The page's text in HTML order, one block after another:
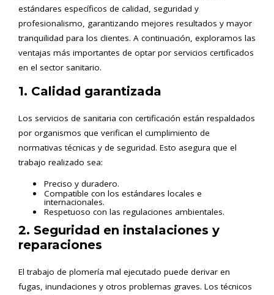
estándares específicos de calidad, seguridad y
profesionalismo, garantizando mejores resultados y mayor
tranquilidad para los clientes. A continuación, exploramos las
ventajas más importantes de optar por servicios certificados
en el sector sanitario.
1. Calidad garantizada
Los servicios de sanitaria con certificación están respaldados
por organismos que verifican el cumplimiento de
normativas técnicas y de seguridad. Esto asegura que el
trabajo realizado sea:
Preciso y duradero.
Compatible con los estándares locales e
internacionales.
Respetuoso con las regulaciones ambientales.
2. Seguridad en instalaciones y
reparaciones
El trabajo de plomería mal ejecutado puede derivar en
fugas, inundaciones y otros problemas graves. Los técnicos